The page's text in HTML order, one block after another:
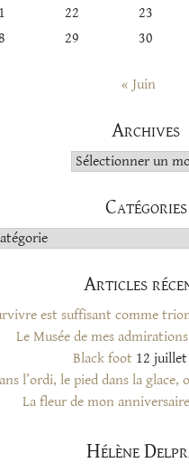
22 23
29 30
« Juin
Archives
Archives
Catégories
Articles
est suffisant comme
Le Musée de mes admirations
Black foot 12 juillet
l’ordi, le pied dans la
La fleur de mon anniversaire
Hélène